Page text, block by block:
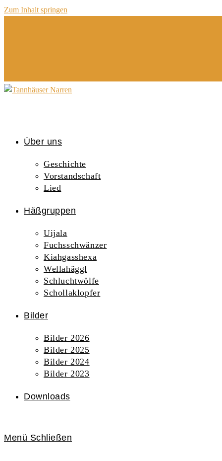
Zum Inhalt springen
Über uns
Geschichte
Vorstandschaft
Lied
Häßgruppen
Uijala
Fuchsschwänzer
Kiahgasshexa
Wellahäggl
Schluchtwölfe
Schollaklopfer
Bilder
Bilder 2026
Bilder 2025
Bilder 2024
Bilder 2023
Downloads
Menü Schließen